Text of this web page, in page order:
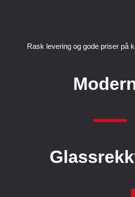
innholdetRask levering og gode priser på